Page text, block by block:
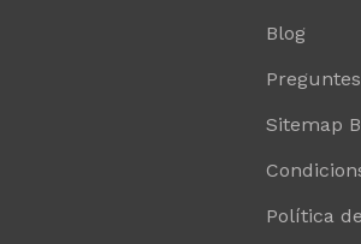
Blog
Sitemap
Política